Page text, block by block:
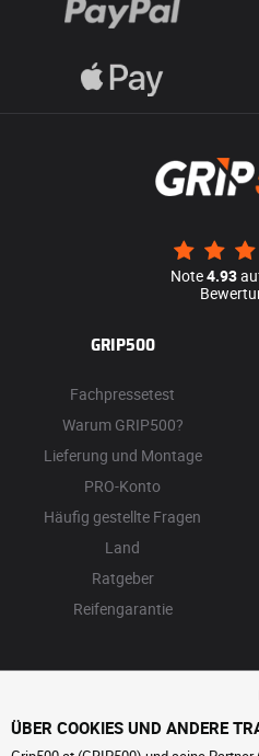
Note4.93
GRIP500
Fachpressetest
Warum GRIP500?
Lieferung und Montage
PRO-Konto
Häufig gestellte Fragen
Land
Ratgeber
Reifengarantie
ÜBER COOKIES UND ANDERE